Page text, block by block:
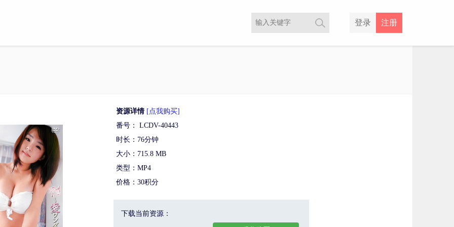
注册
登录
资源详情 [点我购买]
番号： LCDV-40443
时长：76分钟
大小：715.8 MB
类型：MP4
价格：30积分
下载当前资源：